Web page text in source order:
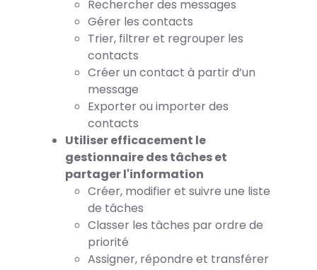
Rechercher des messages
Gérer les contacts
Trier, filtrer et regrouper les
contacts
Créer un contact à partir d’un
message
Exporter ou importer des
contacts
Utiliser efficacement le
gestionnaire des tâches et
partager l'information
Créer, modifier et suivre une liste
de tâches
Classer les tâches par ordre de
priorité
Assigner, répondre et transférer